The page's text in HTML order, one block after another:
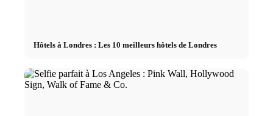
Hôtels à Londres : Les 10 meilleurs hôtels de Londres